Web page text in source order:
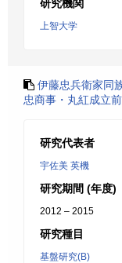
研究機関
上智大学
伊藤忠兵衛家同
忠商事・丸紅成立
研究代表者
宇佐美 英機
研究期間 (年度)
2012 – 2015
研究種目
基盤研究(B)